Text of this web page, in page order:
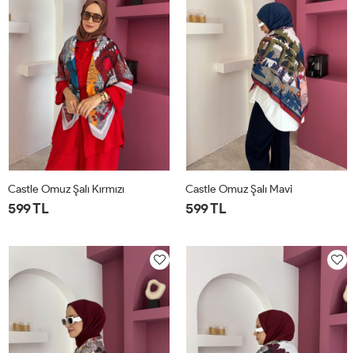
Castle Omuz Şalı Kırmızı
599 TL
Castle Omuz Şalı Mavi
599 TL